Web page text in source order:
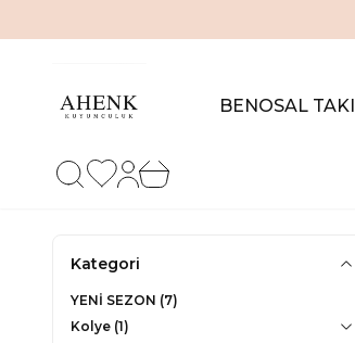
BENOSAL TAKI
Favorilerim
Hesabım
Sepetim
Kategori
YENİ SEZON (7)
Kolye (1)